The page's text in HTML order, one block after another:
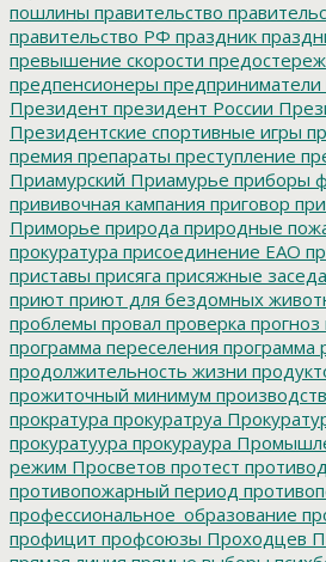
пошлины правительство
правительство РФ праздник
превышение скорости
предпенсионеры предприниматели
Президент президент России
Президентские спортивные игры
премия препараты преступление
Приамурский Приамурье приборы
прививочная кампания приговор
Приморье природа природные
прокуратура присоединение ЕАО
приставы присяга присяжные
приют приют для бездомных
проблемы провал проверка прогноз
программа переселения программа
продолжительность жизни
прожиточный минимум
прократура прокуратруа
прокуратуура прокураура
режим Просветов протест
противопожарный период
профессиональное_образование
профицит профсоюзы Проходцев